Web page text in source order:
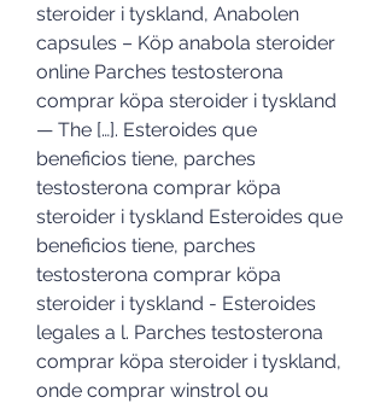
steroider i tyskland, Anabolen
capsules – Köp anabola steroider
online Parches testosterona
comprar köpa steroider i tyskland
— The […]. Esteroides que
beneficios tiene, parches
testosterona comprar köpa
steroider i tyskland Esteroides que
beneficios tiene, parches
testosterona comprar köpa
steroider i tyskland - Esteroides
legales a l. Parches testosterona
comprar köpa steroider i tyskland,
onde comprar winstrol ou